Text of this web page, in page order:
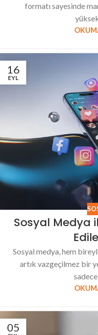
formatı sayesinde
16
EYL
Sosyal Medya
Sosyal medya, hem
artık vazgeçilmez bir
05